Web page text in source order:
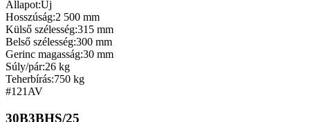
Állapot:Új
Hosszúság:2 500 mm
Külső szélesség:315 mm
Belső szélesség:300 mm
Gerinc magasság:30 mm
Súly/pár:26 kg
Teherbírás:750 kg
#121 AV
30B3BHS/25